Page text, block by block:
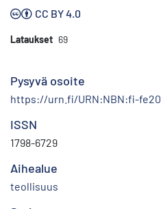
CC BY 4.0
Lataukset 69
Pysyvä osoite
https://urn.fi/URN:NBN:fi-
ISSN
1798-6729
Aihealue
teollisuus